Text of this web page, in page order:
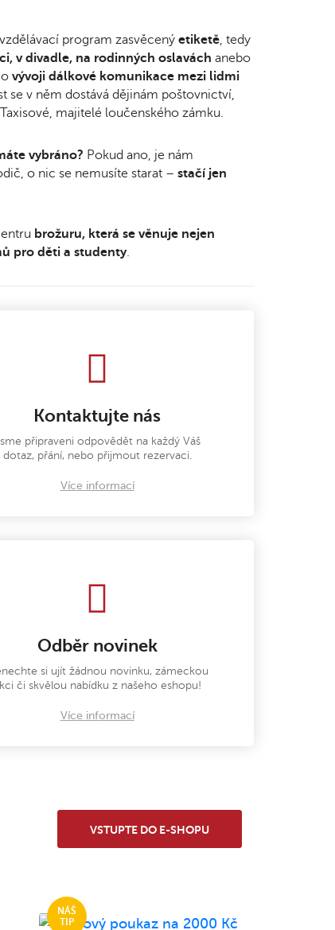
program zasvěcený etiketě, tedy
v divadle, na rodinných oslavách anebo
vývoji dálkové komunikace mezi lidmi
se v něm dostává dějinám poštovnictví,
majitelé loučenského zámku.
vybráno? Pokud ano, je nám
o nic se nemusíte starat – stačí jen
brožuru, která se věnuje nejen
pro děti a studenty.
Kontaktujte nás
připraveni odpovědět na každý Váš
dotaz, přání, nebo přijmout rezervaci.
Více informací
Odběr novinek
si ujít žádnou novinku, zámeckou
či skvělou nabídku z našeho eshopu!
Více informací
VSTUPTE DO E-SHOPU